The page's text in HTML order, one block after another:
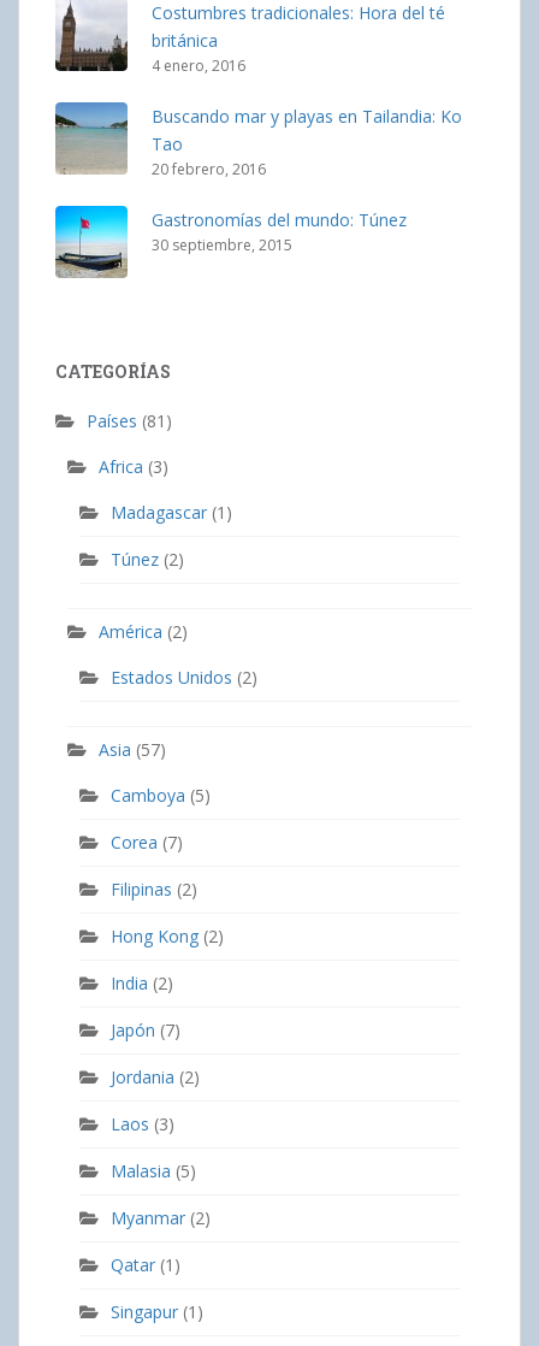
Costumbres tradicionales: Hora del té
británica
4 enero, 2016
Buscando mar y playas en Tailandia: Ko
Tao
20 febrero, 2016
Gastronomías del mundo: Túnez
30 septiembre, 2015
CATEGORÍAS
Países (81)
Africa (3)
Madagascar (1)
Túnez (2)
América (2)
Estados Unidos (2)
Asia (57)
Camboya (5)
Corea (7)
Filipinas (2)
Hong Kong (2)
India (2)
Japón (7)
Jordania (2)
Laos (3)
Malasia (5)
Myanmar (2)
Qatar (1)
Singapur (1)